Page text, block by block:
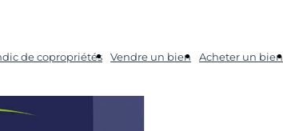
de copropriétés Vendre un bien Acheter un bien